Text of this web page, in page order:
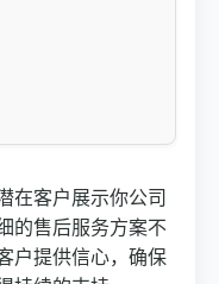
在客户展示你公司
的售后服务方案不
户提供信心，确保